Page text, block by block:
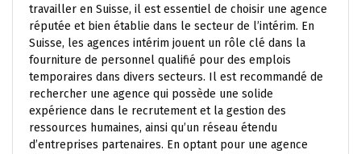
travailler en Suisse, il est essentiel de choisir une agence
réputée et bien établie dans le secteur de l’intérim. En
Suisse, les agences intérim jouent un rôle clé dans la
fourniture de personnel qualifié pour des emplois
temporaires dans divers secteurs. Il est recommandé de
rechercher une agence qui possède une solide
expérience dans le recrutement et la gestion des
ressources humaines, ainsi qu’un réseau étendu
d’entreprises partenaires. En optant pour une agence